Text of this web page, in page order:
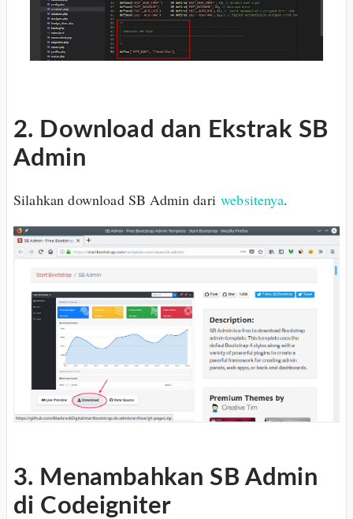
2. Download dan Ekstrak SB
Admin
Silahkan download SB Admin dariwebsitenya.
3. Menambahkan SB Admin
di Codeigniter